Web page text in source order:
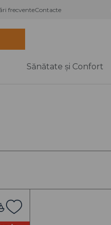
frecventeContacte
(Coolere)
Sănătate și Confort